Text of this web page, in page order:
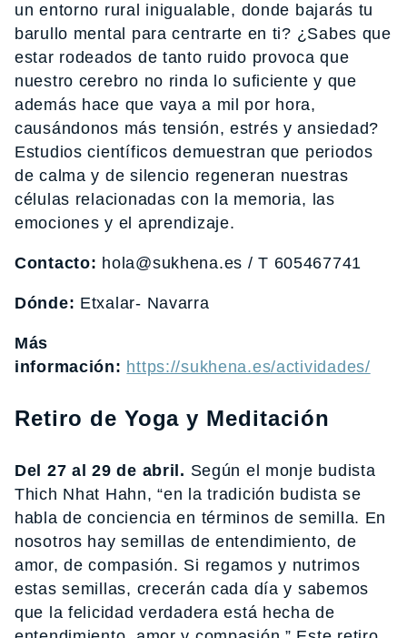
un entorno rural inigualable, donde bajarás tu
barullo mental para centrarte en ti? ¿Sabes que
estar rodeados de tanto ruido provoca que
nuestro cerebro no rinda lo suficiente y que
además hace que vaya a mil por hora,
causándonos más tensión, estrés y ansiedad?
Estudios científicos demuestran que periodos
de calma y de silencio regeneran nuestras
células relacionadas con la memoria, las
emociones y el aprendizaje.
Contacto: hola@sukhena.es / T 605467741
Dónde: Etxalar- Navarra
Más
información: https://sukhena.es/actividades/
Retiro de Yoga y Meditación
Del 27 al 29 de abril. Según el monje budista
Thich Nhat Hahn, “en la tradición budista se
habla de conciencia en términos de semilla. En
nosotros hay semillas de entendimiento, de
amor, de compasión. Si regamos y nutrimos
estas semillas, crecerán cada día y sabemos
que la felicidad verdadera está hecha de